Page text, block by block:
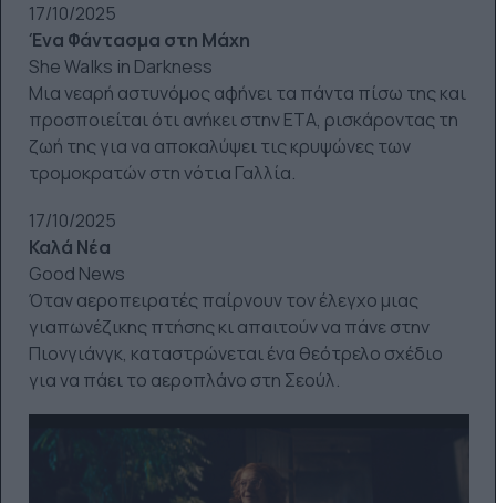
17/10/2025
Ένα Φάντασμα στη Μάχη
She Walks in Darkness
Μια νεαρή αστυνόμος αφήνει τα πάντα πίσω της και
προσποιείται ότι ανήκει στην ETA, ρισκάροντας τη
ζωή της για να αποκαλύψει τις κρυψώνες των
τρομοκρατών στη νότια Γαλλία.
17/10/2025
Καλά Νέα
Good News
Όταν αεροπειρατές παίρνουν τον έλεγχο μιας
γιαπωνέζικης πτήσης κι απαιτούν να πάνε στην
Πιονγιάνγκ, καταστρώνεται ένα θεότρελο σχέδιο
για να πάει το αεροπλάνο στη Σεούλ.